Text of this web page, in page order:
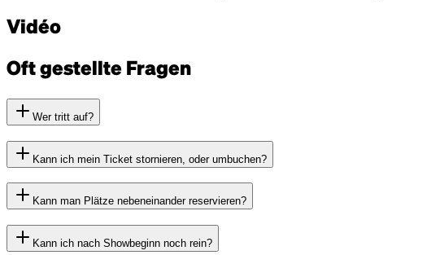
Vidéo
Oft gestellte Fragen
Wer tritt auf?
Kann ich mein Ticket stornieren, oder umbuchen?
Kann man Plätze nebeneinander reservieren?
Kann ich nach Showbeginn noch rein?